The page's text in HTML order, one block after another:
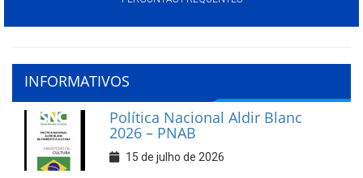
INFORMATIVOS
Política Nacional Aldir Blanc
2026 – PNAB
15 de julho de 2026